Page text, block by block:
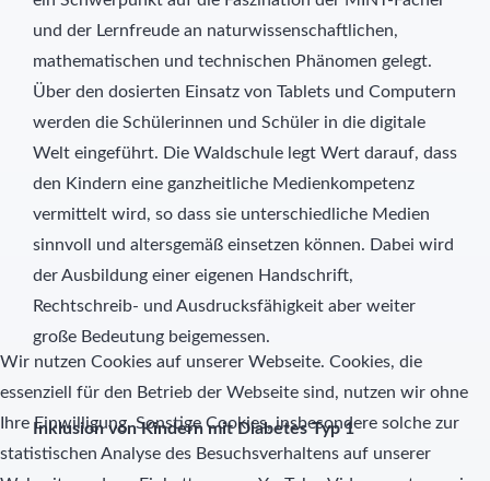
und der Lernfreude an naturwissenschaftlichen,
mathematischen und technischen Phänomen gelegt.
Über den dosierten Einsatz von Tablets und Computern
werden die Schülerinnen und Schüler in die digitale
Welt eingeführt. Die Waldschule legt Wert darauf, dass
den Kindern eine ganzheitliche Medienkompetenz
vermittelt wird, so dass sie unterschiedliche Medien
sinnvoll und altersgemäß einsetzen können. Dabei wird
der Ausbildung einer eigenen Handschrift,
Rechtschreib- und Ausdrucksfähigkeit aber weiter
große Bedeutung beigemessen.
Inklusion von Kindern mit Diabetes Typ 1
Wir nutzen Cookies auf unserer Webseite. Cookies, die
essenziell für den Betrieb der Webseite sind, nutzen wir ohne
Ihre Einwilligung. Sonstige Cookies, insbesondere solche zur
statistischen Analyse des Besuchsverhaltens auf unserer